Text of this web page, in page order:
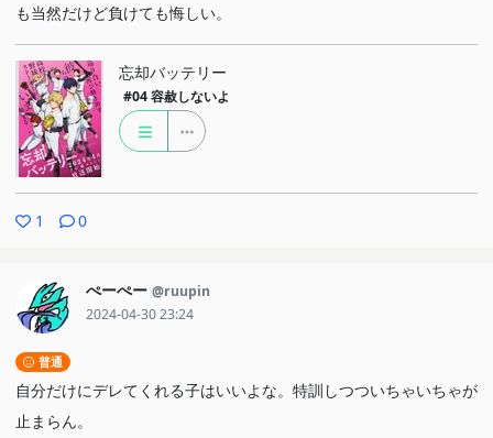
も当然だけど負けても悔しい。
忘却バッテリー
#04 容赦しないよ
1 0
ぺーぺー @ruupin
2024-04-30 23:24
普通
自分だけにデレてくれる子はいいよな。特訓しつついちゃいちゃが
止まらん。